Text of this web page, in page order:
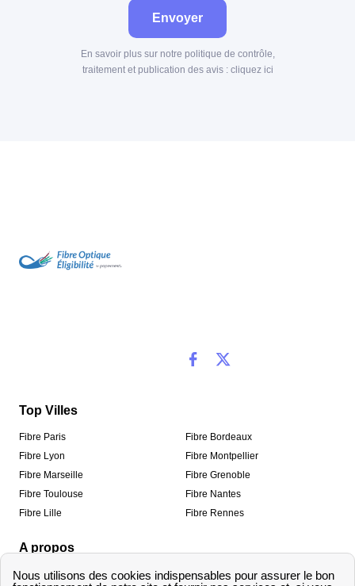
Envoyer
En savoir plus sur notre politique de contrôle,
traitement et publication des avis : cliquez ici
Top Villes
Fibre Paris
Fibre Lyon
Fibre Marseille
Fibre Toulouse
Fibre Lille
Fibre Bordeaux
Fibre Montpellier
Fibre Grenoble
Fibre Nantes
Fibre Rennes
A propos
Qui sommes-nous ? Mentions légales